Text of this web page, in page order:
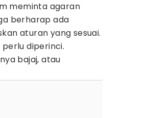
meminta agaran
berharap ada
aturan yang sesuai.
perlu diperinci.
bajaj, atau